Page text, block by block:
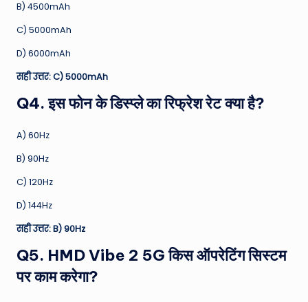
B) 4500mAh
C) 5000mAh
D) 6000mAh
सही उत्तर: C) 5000mAh
Q4. इस फोन के डिस्प्ले का रिफ्रेश रेट क्या है?
A) 60Hz
B) 90Hz
C) 120Hz
D) 144Hz
सही उत्तर: B) 90Hz
Q5. HMD Vibe 2 5G किस ऑपरेटिंग सिस्टम
पर काम करेगा?